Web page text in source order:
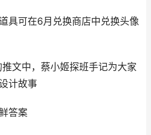
具可在6月兑换商店中兑换头像
文中，蔡小姬探班手记为大家
计故事
答案